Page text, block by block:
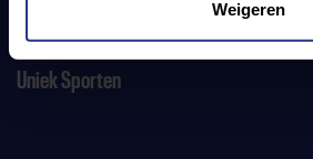
Weigeren
Uniek Sporten